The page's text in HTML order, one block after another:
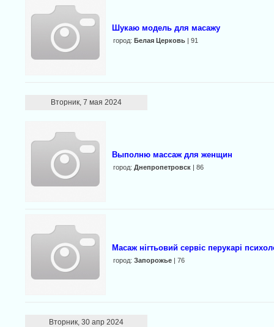
Шукаю модель для масажу
город: Белая Церковь| 91
Вторник, 7 мая 2024
Выполню массаж для женщин
город: Днепропетровск| 86
Масаж нігтьовий сервіс перукарі
город: Запорожье| 76
Вторник, 30 апр 2024